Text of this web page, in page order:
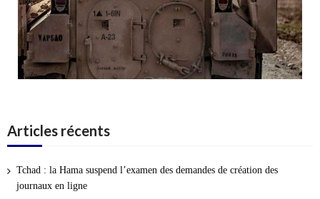
Articles récents
Tchad : la Hama suspend l’examen des demandes de création des
journaux en ligne